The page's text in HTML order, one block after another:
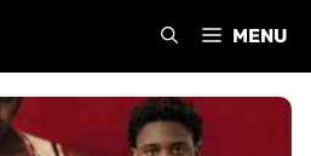
MENU